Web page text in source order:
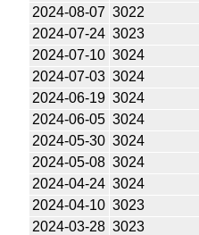
2024-08-07 3022
2024-07-24 3023
2024-07-10 3024
2024-07-03 3024
2024-06-19 3024
2024-06-05 3024
2024-05-30 3024
2024-05-08 3024
2024-04-24 3024
2024-04-10 3023
2024-03-28 3023